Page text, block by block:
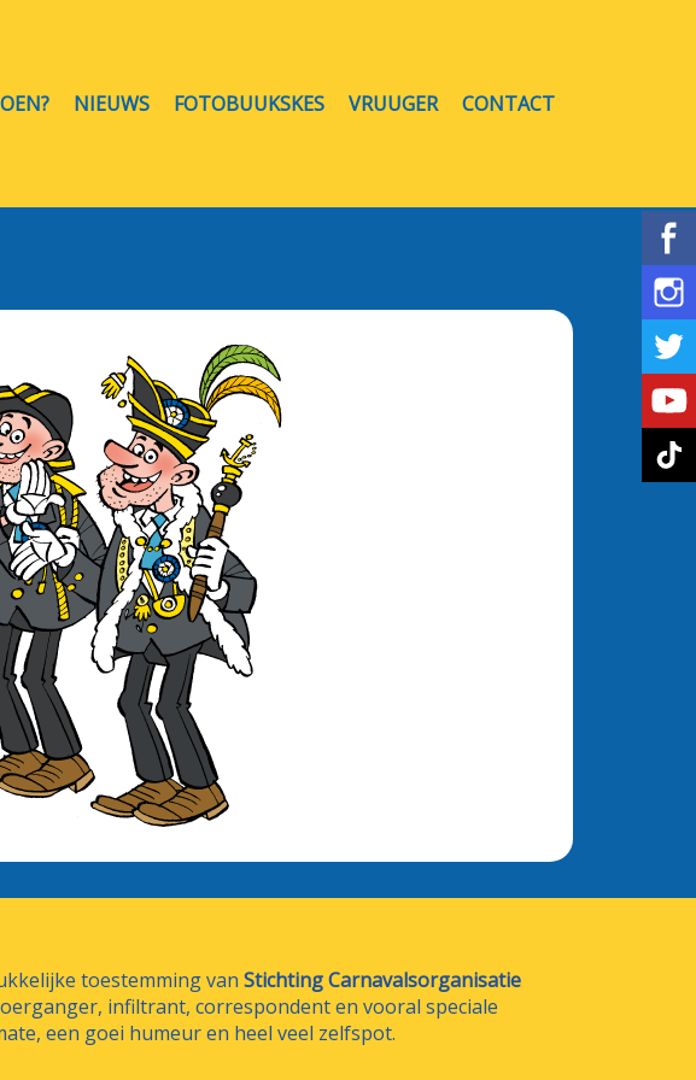
NIEUWS FOTOBUUKSKES VRUUGER CONTACT
toestemming van Stichting Carnavalsorganisatie
infiltrant, correspondent en vooral speciale
een goei humeur en heel veel zelfspot.